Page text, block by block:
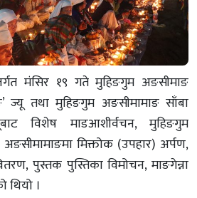
मंसिर १९ गते मुहिङगुम अङसीमाङ
ज्यू तथा मुहिङगुम अङसीमामाङ साँबा
विशेष माडआशीर्वचन, मुहिङगुम
मिक्तोक (उपहार) अर्पण,
पुस्तक पुस्तिका विमोचन, माङगेन्ना
थियो ।